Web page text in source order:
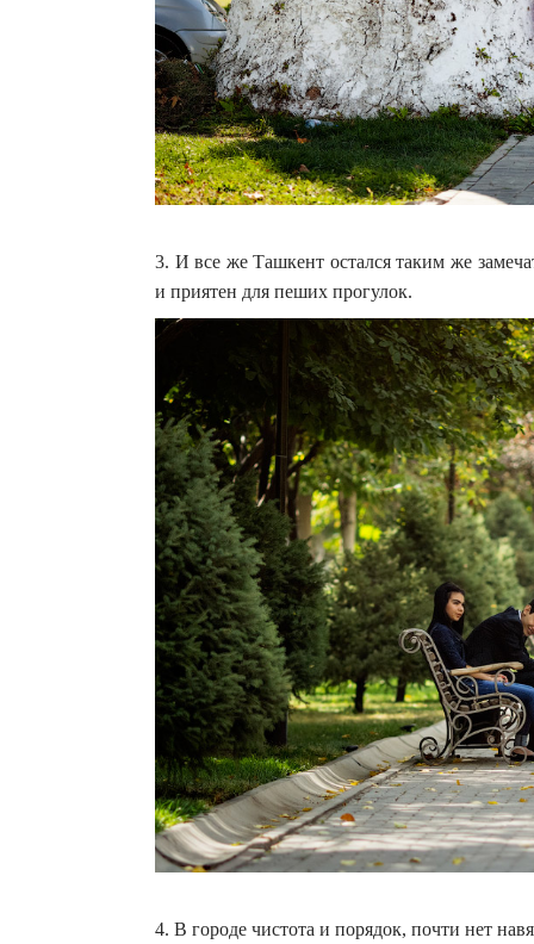
3. И все же Ташкент остался таким же
и приятен для пеших прогулок.
4. В городе чистота и порядок, почти нет